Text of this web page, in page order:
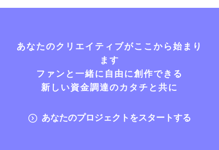
あなたのクリエイティブがここから始まり
ます
ファンと一緒に自由に創作できる
新しい資金調達のカタチと共に
あなたのプロジェクトをスタートする